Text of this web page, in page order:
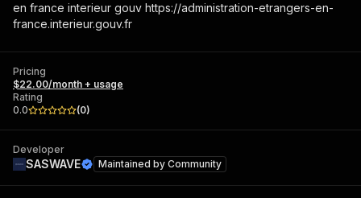
en france interieur gouv https://administration-etrangers-en-
france.interieur.gouv.fr
Pricing
$22.00/month + usage
Rating
0.0
(0)
Developer
SASWAVE Maintained by Community